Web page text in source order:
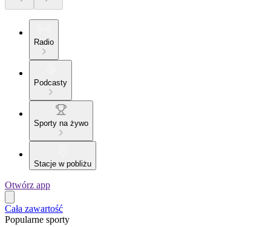
Radio
Podcasty
Sporty na żywo
Stacje w pobliżu
Otwórz app
Cała zawartość
Popularne sporty